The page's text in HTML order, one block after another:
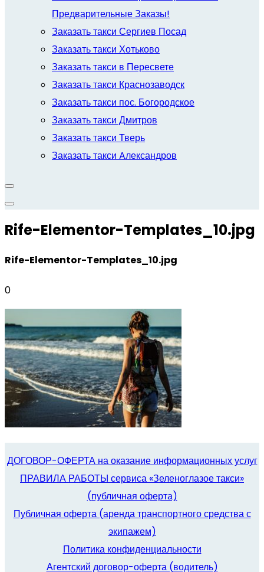
Предварительные Заказы!
Заказать такси Сергиев Посад
Заказать такси Хотьково
Заказать такси в Пересвете
Заказать такси Краснозаводск
Заказать такси пос. Богородское
Заказать такси Дмитров
Заказать такси Тверь
Заказать такси Aлександров
Rife-Elementor-Templates_10.jpg
Rife-Elementor-Templates_10.jpg
0
ДОГОВОР-ОФЕРТА на оказание информационных услуг
ПРАВИЛА РАБОТЫ сервиса «Зеленоглазое такси»
(публичная оферта)
Публичная оферта (аренда транспортного средства с
экипажем)
Политика конфиденциальности
Агентский договор-оферта (водитель)